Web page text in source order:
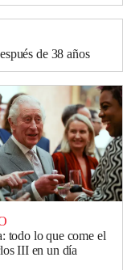
de 38 años
todo lo que come el
III en un día